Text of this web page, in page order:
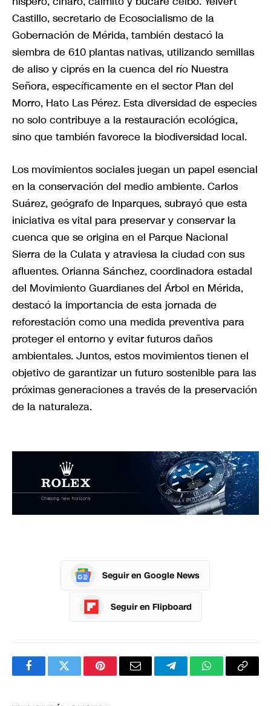
Castillo, secretario de Ecosocialismo de la
Gobernación de Mérida, también destacó la
siembra de 610 plantas nativas, utilizando semillas
de aliso y ciprés en la cuenca del río Nuestra
Señora, específicamente en el sector Plan del
Morro, Hato Las Pérez. Esta diversidad de especies
no solo contribuye a la restauración ecológica,
sino que también favorece la biodiversidad local.
Los movimientos sociales juegan un papel esencial
en la conservación del medio ambiente. Carlos
Suárez, geógrafo de Inparques, subrayó que esta
iniciativa es vital para preservar y conservar la
cuenca que se origina en el Parque Nacional
Sierra de la Culata y atraviesa la ciudad con sus
afluentes. Orianna Sánchez, coordinadora estadal
del Movimiento Guardianes del Árbol en Mérida,
destacó la importancia de esta jornada de
reforestación como una medida preventiva para
proteger el entorno y evitar futuros daños
ambientales. Juntos, estos movimientos tienen el
objetivo de garantizar un futuro sostenible para las
próximas generaciones a través de la preservación
de la naturaleza.
Seguir en Google News
Seguir en Flipboard
FacebookTwitterPinterestCorreoTelegramWhatsApp